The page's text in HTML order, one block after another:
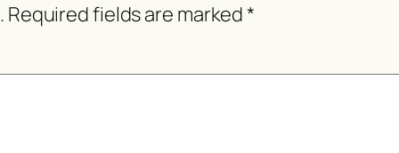
Required fields are marked*